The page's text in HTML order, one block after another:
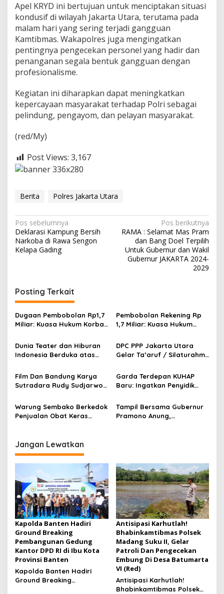
Apel KRYD ini bertujuan untuk menciptakan situasi
kondusif di wilayah Jakarta Utara, terutama pada
malam hari yang sering terjadi gangguan
Kamtibmas. Wakapolres juga mengingatkan
pentingnya pengecekan personel yang hadir dan
penanganan segala bentuk gangguan dengan
profesionalisme.
Kegiatan ini diharapkan dapat meningkatkan
kepercayaan masyarakat terhadap Polri sebagai
pelindung, pengayom, dan pelayan masyarakat.
(red/My)
Post Views: 3,167
Berita Polres Jakarta Utara
N
a
v
a
s
i
o
Pos sebelumnya
Deklarasi Kampung Bersih
Narkoba di Rawa Sengon
Kelapa Gading
Pos berikutnya
RAMA : Selamat Mas Pram
dan Bang Doel Terpilih
Untuk Gubernur dan Wakil
Gubernur JAKARTA 2024-
2029
Posting Terkait
Dugaan Pembobolan Rp1,7
Miliar: Kuasa Hukum Korban
Keterlibatan Internal Bank
Aladin Syariah
Pembobolan Rekening Rp
1,7 Miliar: Kuasa Hukum
Pihak Internal Bank Aladin
Syariah
Dunia Teater dan Hiburan
Indonesia Berduka atas
Diding Boneng
DPC PPP Jakarta Utara
Gelar Ta’aruf / Silaturahmi
Pengurus Baru, Fokus
Konsolidasi Jelang
Musancab 13 September
Film Dan Bandung Karya
Sutradara Rudy Sudjarwo:
Secara Luas Mulai 20
Agustus 2026
Garda Terdepan KUHAP
Baru: Ingatkan Penyidik
Bersalah
Warung Sembako Berkedok
Penjualan Obat Keras
Tampil Bersama Gubernur
Pramono Anung,
Jangan Lewatkan
Kapolda Banten Hadiri
Ground Breaking
Pembangunan Gedung
Kantor DPD RI di Ibu Kota
Provinsi Banten
Kapolda Banten Hadiri
Ground Breaking
Antisipasi Karhutlah!
Bhabinkamtibmas Polsek
Madang Suku II, Gelar
Patroli Dan Pengecekan
Embung Di Desa Batumarta
VI (Red)
Antisipasi Karhutlah!
Bhabinkamtibmas Polsek